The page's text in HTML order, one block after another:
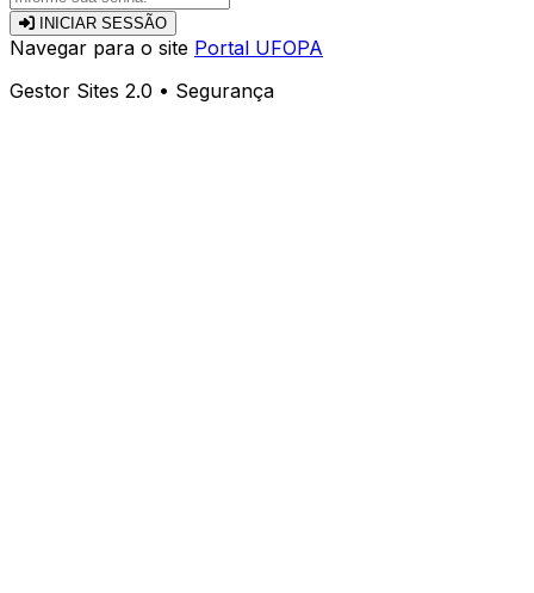
INICIAR SESSÃO
Navegar para o site Portal UFOPA
Gestor Sites 2.0 • Segurança